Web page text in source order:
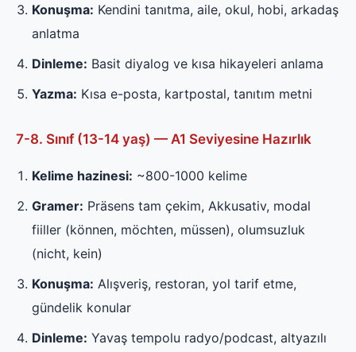
Konuşma: Kendini tanıtma, aile, okul, hobi, arkadaş
anlatma
Dinleme: Basit diyalog ve kısa hikayeleri anlama
Yazma: Kısa e-posta, kartpostal, tanıtım metni
7-8. Sınıf (13-14 yaş) — A1 Seviyesine Hazırlık
Kelime hazinesi: ~800-1000 kelime
Gramer: Präsens tam çekim, Akkusativ, modal
fiiller (können, möchten, müssen), olumsuzluk
(nicht, kein)
Konuşma: Alışveriş, restoran, yol tarif etme,
gündelik konular
Dinleme: Yavaş tempolu radyo/podcast, altyazılı